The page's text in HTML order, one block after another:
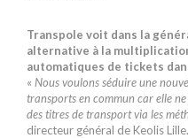
Transpole voit dans la
alternative à la
automatiques de tickets
« Nous voulons séduire une
transports en commun car elle
des titres de transport via les
directeur général de Keolis Lille.